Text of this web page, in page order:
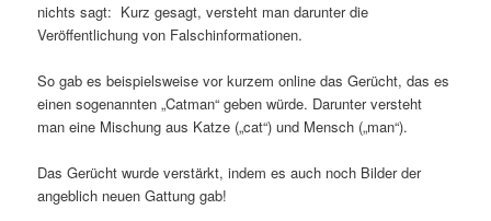
nichts sagt: Kurz gesagt, versteht man darunter die
Veröffentlichung von Falschinformationen.
So gab es beispielsweise vor kurzem online das Gerücht, das es
einen sogenannten „Catman“ geben würde. Darunter versteht
man eine Mischung aus Katze („cat“) und Mensch („man“).
Das Gerücht wurde verstärkt, indem es auch noch Bilder der
angeblich neuen Gattung gab!